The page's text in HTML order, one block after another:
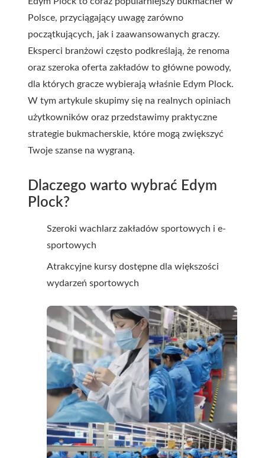
Polsce, przyciągający uwagę zarówno
początkujących, jak i zaawansowanych graczy.
Eksperci branżowi często podkreślają, że renoma
oraz szeroka oferta zakładów to główne powody,
dla których gracze wybierają właśnie Edym Plock.
W tym artykule skupimy się na realnych opiniach
użytkowników oraz przedstawimy praktyczne
strategie bukmacherskie, które mogą zwiększyć
Twoje szanse na wygraną.
Dlaczego warto wybrać Edym
Plock?
Szeroki wachlarz zakładów sportowych i e-
sportowych
Atrakcyjne kursy dostępne dla większości
wydarzeń sportowych